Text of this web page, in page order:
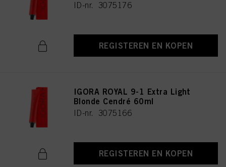
ID-nr. 3075176
REGISTEREN EN KOPEN
IGORA ROYAL 9-1 Extra Light
Blonde Cendré 60ml
ID-nr. 3075166
REGISTEREN EN KOPEN